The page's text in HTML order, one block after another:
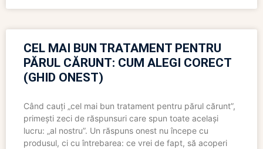
CEL MAI BUN TRATAMENT PENTRU
PĂRUL CĂRUNT: CUM ALEGI CORECT
(GHID ONEST)
Când cauți „cel mai bun tratament pentru părul cărunt”,
primești zeci de răspunsuri care spun toate același
lucru: „al nostru”. Un răspuns onest nu începe cu
produsul, ci cu întrebarea: ce vrei de fapt, să acoperi